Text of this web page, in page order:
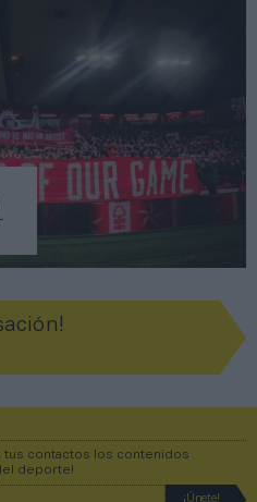
tus contactos los contenidos
deporte!